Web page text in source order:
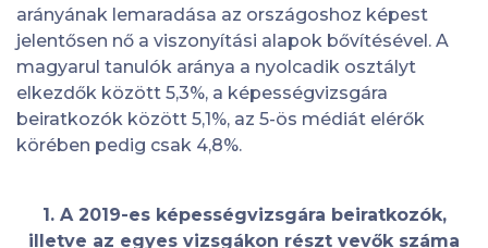
arányának lemaradása az országoshoz képest
jelentősen nő a viszonyítási alapok bővítésével. A
magyarul tanulók aránya a nyolcadik osztályt
elkezdők között 5,3%, a képességvizsgára
beiratkozók között 5,1%, az 5-ös médiát elérők
körében pedig csak 4,8%.
1. A 2019-es képességvizsgára beiratkozók,
illetve az egyes vizsgákon részt vevők száma